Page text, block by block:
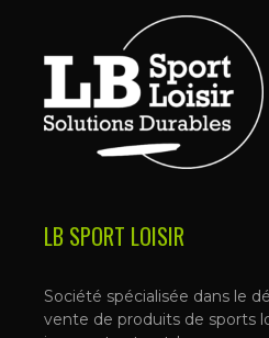
LB SPORT LOISIR
Société spécialisée dans le
vente de produits de sports